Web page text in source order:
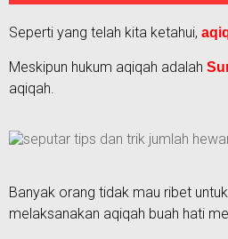
Seperti yang telah kita ketahui,
Meskipun hukum aqiqah adalah
aqiqah.
Banyak orang tidak mau ribet
melaksanakan aqiqah buah hati